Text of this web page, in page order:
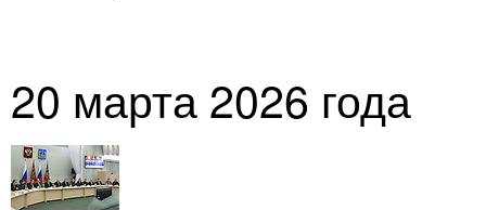
20 марта 2026 года